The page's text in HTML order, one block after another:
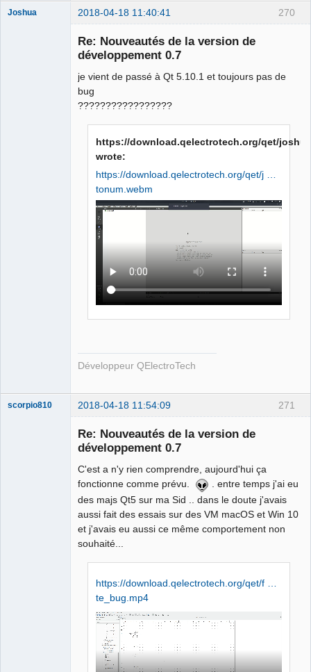
270
Joshua 2018-04-18 11:40:41
Re: Nouveautés de la version de
développement 0.7
je vient de passé à Qt 5.10.1 et toujours pas de
bug
?????????????????
https://download.qelectrotech.org/qet/
wrote:
https://download.qelectrotech.org/qet/j …
tonum.webm
Développeur QElectroTech
271
scorpio810 2018-04-18 11:54:09
Re: Nouveautés de la version de
développement 0.7
C'est a n'y rien comprendre, aujourd'hui ça
fonctionne comme prévu.
. entre temps j'ai eu
des majs Qt5 sur ma Sid .. dans le doute j'avais
aussi fait des essais sur des VM macOS et Win 10
et j'avais eu aussi ce même comportement non
souhaité...
https://download.qelectrotech.org/qet/f …
te_bug.mp4